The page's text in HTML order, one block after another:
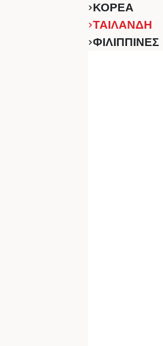
ΚΟΡΕΑ
ΤΑΙΛΑΝΔΗ
ΦΙΛΙΠΠΙΝΕΣ